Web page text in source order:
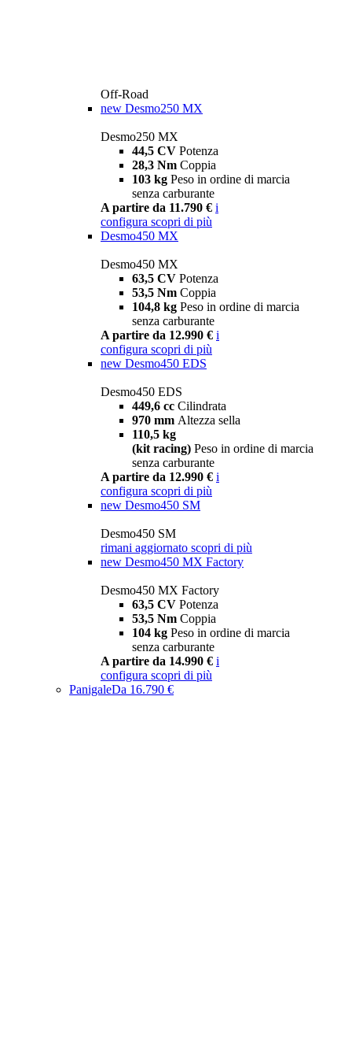
Off-Road
new Desmo250 MX
Desmo250 MX
44,5 CV Potenza
28,3 Nm Coppia
103 kg Peso in ordine di marcia
senza carburante
A partire da 11.790 € i
configura scopri di più
Desmo450 MX
Desmo450 MX
63,5 CV Potenza
53,5 Nm Coppia
104,8 kg Peso in ordine di marcia
senza carburante
A partire da 12.990 € i
configura scopri di più
new Desmo450 EDS
Desmo450 EDS
449,6 cc Cilindrata
970 mm Altezza sella
110,5 kg
(kit racing) Peso in ordine di marcia
senza carburante
A partire da 12.990 € i
configura scopri di più
new Desmo450 SM
Desmo450 SM
rimani aggiornato scopri di più
new Desmo450 MX Factory
Desmo450 MX Factory
63,5 CV Potenza
53,5 Nm Coppia
104 kg Peso in ordine di marcia
senza carburante
A partire da 14.990 € i
configura scopri di più
PanigaleDa 16.790 €